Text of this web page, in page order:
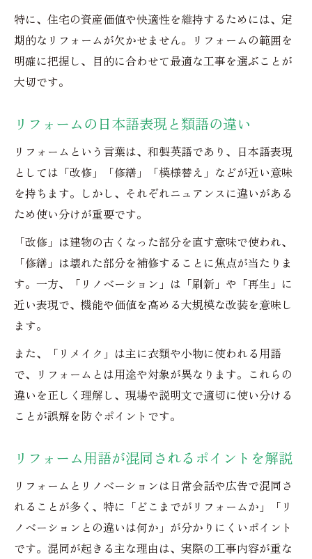
特に、住宅の資産価値や快適性を維持するためには、定
期的なリフォームが欠かせません。リフォームの範囲を
明確に把握し、目的に合わせて最適な工事を選ぶことが
大切です。
リフォームの日本語表現と類語の違い
リフォームという言葉は、和製英語であり、日本語表現
としては「改修」「修繕」「模様替え」などが近い意味
を持ちます。しかし、それぞれニュアンスに違いがある
ため使い分けが重要です。
「改修」は建物の古くなった部分を直す意味で使われ、
「修繕」は壊れた部分を補修することに焦点が当たりま
す。一方、「リノベーション」は「刷新」や「再生」に
近い表現で、機能や価値を高める大規模な改装を意味し
ます。
また、「リメイク」は主に衣類や小物に使われる用語
で、リフォームとは用途や対象が異なります。これらの
違いを正しく理解し、現場や説明文で適切に使い分ける
ことが誤解を防ぐポイントです。
リフォーム用語が混同されるポイントを解説
リフォームとリノベーションは日常会話や広告で混同さ
れることが多く、特に「どこまでがリフォームか」「リ
ノベーションとの違いは何か」が分かりにくいポイント
です。混同が起きる主な理由は、実際の工事内容が重な